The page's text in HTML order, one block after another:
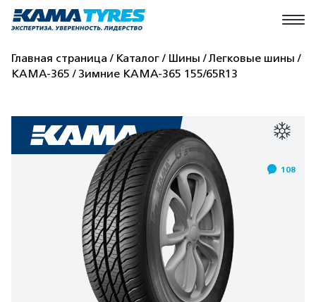
Главная страница Каталог Шины
Легковые шины
КАМА-365
Зимние КАМА-365 155/65R13
108